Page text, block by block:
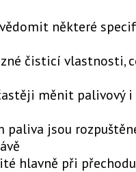
některé
čisticí vlastnosti,
měnit palivový
jsou
hlavně při